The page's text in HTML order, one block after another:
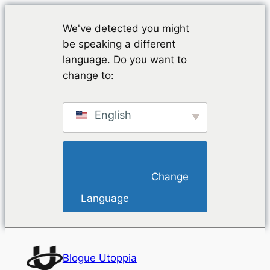
We've detected you might
be speaking a different
language. Do you want to
change to:
English
Language
Blogue Utoppia